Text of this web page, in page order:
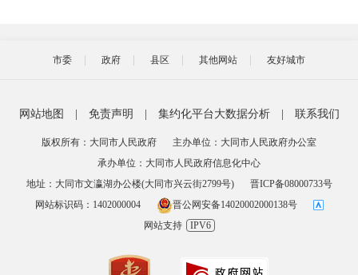
市委 政府 县区 其他网站 友好城市
网站地图 | 免责声明 | 集约化平台大数据分析 | 联系我们
版权所有：大同市人民政府
主办单位：大同市人民政府办公室
承办单位：大同市人民政府信息化中心
地址：大同市文瀛湖办公楼(大同市兴云街2799号)
晋ICP备08000733号
网站标识码：1402000004
晋公网安备14020002000138号
网站支持
IPV6